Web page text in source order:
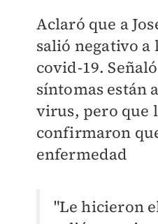
Aclaró que a
salió negativo a
covid-19.
síntomas están
virus, pero que
confirmaron
enfermedad
"Le hicieron